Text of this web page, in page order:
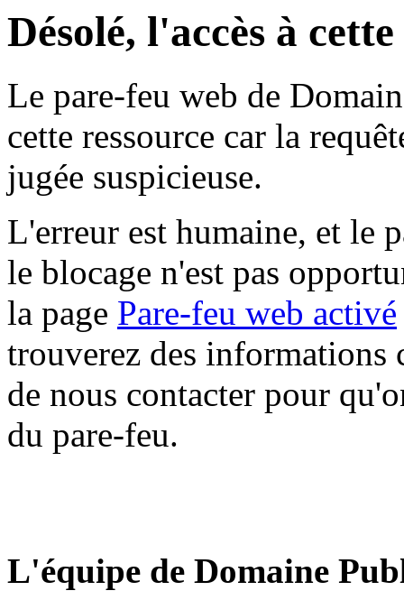
Désolé, l'accès à
Le pare-feu web de
cette ressource car la
jugée suspicieuse.
L'erreur est humaine, et le
le blocage n'est pas
la page Pare-feu web activé
trouverez des informations
de nous contacter pour
du pare-feu.
L'équipe de Domaine